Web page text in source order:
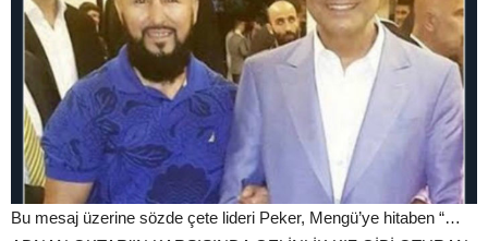
Bu mesaj üzerine sözde çete lideri Peker, Mengü’ye hitaben “…